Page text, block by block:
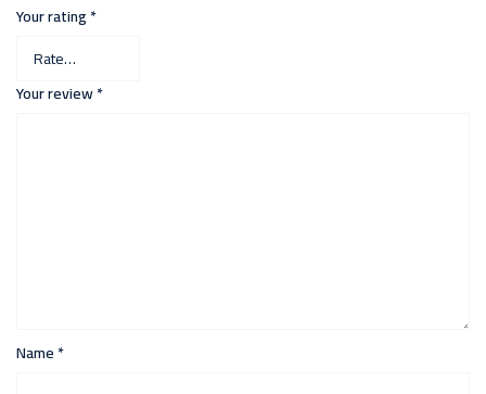
Your rating*
Your review*
Name*